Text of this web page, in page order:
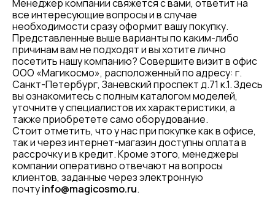
Менеджер компании свяжется с вами, ответит на
все интересующие вопросы и в случае
необходимости сразу оформит вашу покупку.
Представленные выше варианты по каким-либо
причинам вам не подходят и вы хотите лично
посетить нашу компанию? Совершите визит в офис
ООО «Магикосмо», расположенный по адресу: г.
Санкт-Петербург, Заневский проспект д.71 к.1. Здесь
вы ознакомитесь с полным каталогом моделей,
уточните у специалистов их характеристики, а
также приобретете само оборудование.
Стоит отметить, что у нас при покупке как в офисе,
так и через интернет-магазин доступны оплата в
рассрочку и в кредит. Кроме этого, менеджеры
компании оперативно отвечают на вопросы
клиентов, заданные через электронную
почтуinfo@magicosmo.ru.